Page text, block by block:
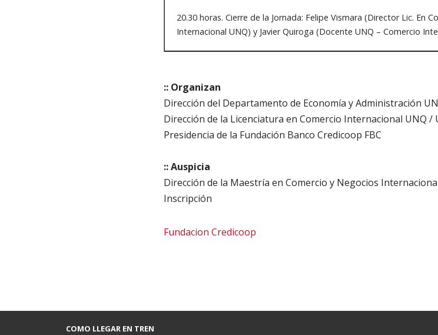
20.30 horas. Cierre de la Jornada: Felipe Vismara (Director Lic. En
Internacional UNQ) y Javier Quiroga (Docente UNQ – Comercio
:: Organizan
Dirección del Departamento de Economía y Administración
Dirección de la Licenciatura en Comercio Internacional UNQ /
Presidencia de la Fundación Banco Credicoop FBC
:: Auspicia
Dirección de la Maestría en Comercio y Negocios
Inscripción
Fundacion Credicoop
COMO LLEGAR EN TREN